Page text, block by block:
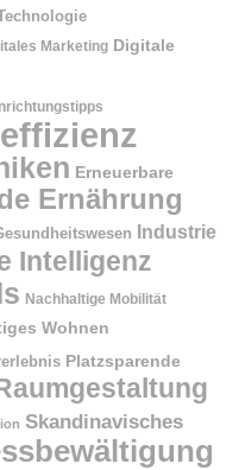
Marketing Digitale
Erneuerbare
Ernährung
Industrie
Intelligenz
Nachhaltige Mobilität
Wohnen
Platzsparende
Skandinavisches